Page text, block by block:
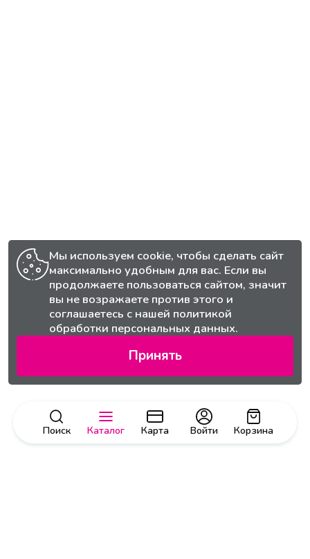
Поиск Каталог Карта Корзина
Войти
Мы используем cookie, чтобы сделать сайт
максимально удобным для вас. Если вы
продолжаете пользоваться сайтом, значит
вы не возражаете против этого и
соглашаетесь с нашей политикой
обработки персональных данных.
Принять